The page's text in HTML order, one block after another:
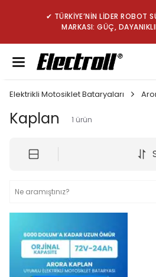
✔ TÜRKİYE’NİN LİDER ROBOT
MARKASI: GÜÇ,
Elektrikli Motosiklet Bataryaları
Kaplan 1 ürün